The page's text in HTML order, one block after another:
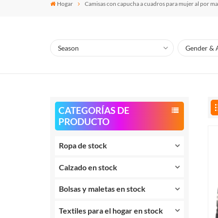
Hogar Camisas con capucha a cuadros para mujer al por
CATEGORÍAS DE
PRODUCTO
Ropa de stock
Calzado en stock
Bolsas y maletas en stock
Textiles para el hogar en stock